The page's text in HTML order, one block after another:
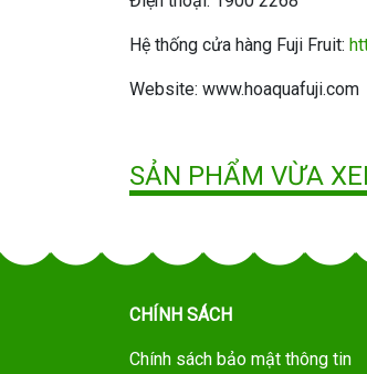
Hệ thống cửa hàng Fuji Fruit:
Website: www.hoaquafuji.com
SẢN PHẨM VỪA
CHÍNH SÁCH
Chính sách bảo mật thông tin